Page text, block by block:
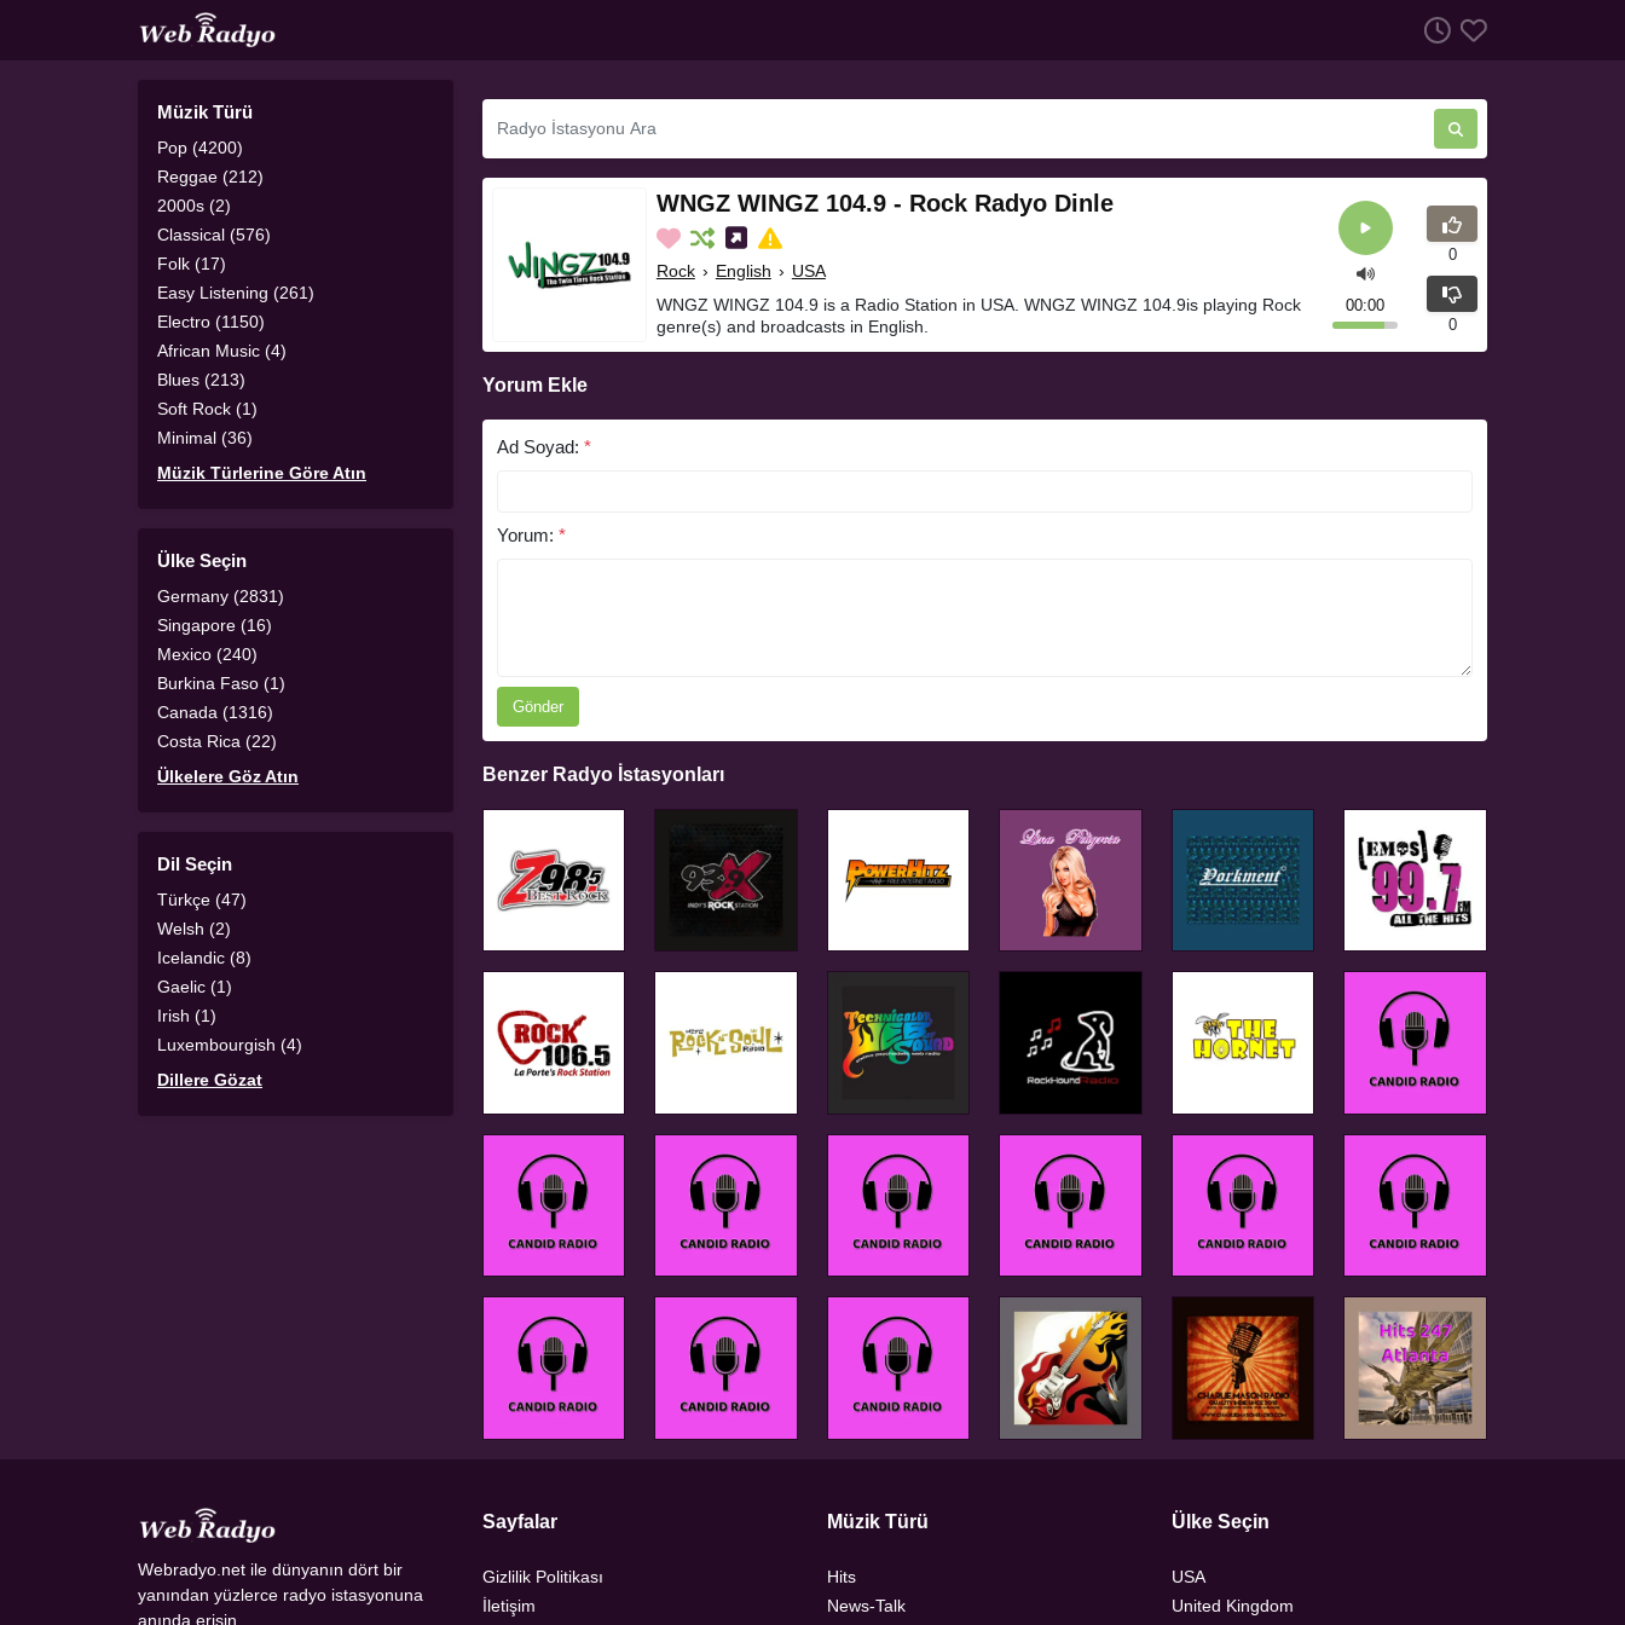
Müzik Türü
Pop (4200)
Reggae (212)
2000s (2)
Classical (576)
Folk (17)
Easy Listening (261)
Electro (1150)
African Music (4)
Blues (213)
Soft Rock (1)
Minimal (36)
Müzik Türlerine Göre Atın
Ülke Seçin
Germany (2831)
Singapore (16)
Mexico (240)
Burkina Faso (1)
Canada (1316)
Costa Rica (22)
Ülkelere Göz Atın
Dil Seçin
Türkçe (47)
Welsh (2)
Icelandic (8)
Gaelic (1)
Irish (1)
Luxembourgish (4)
Dillere Gözat
WNGZ WINGZ 104.9 - Rock Radyo Dinle
Rock › English › USA
WNGZ WINGZ 104.9 is a Radio Station in USA. WNGZ WINGZ 104.9is playing Rock
genre(s) and broadcasts in English.
00:00
0
0
Yorum Ekle
Ad Soyad: *
Yorum: *
Gönder
Benzer Radyo İstasyonları
Webradyo.net ile dünyanın dört bir
yanından yüzlerce radyo istasyonuna
anında erişin.
Sayfalar
Gizlilik Politikası
İletişim
Müzik Türü
Hits
News-Talk
Ülke Seçin
USA
United Kingdom